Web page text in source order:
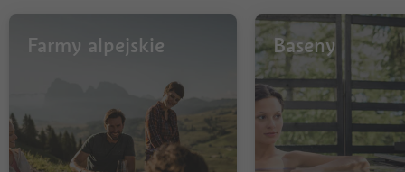
12
17
18
19
Farmy alpejskie Baseny